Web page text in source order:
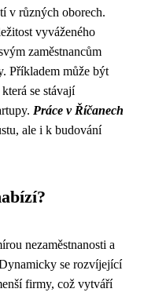
v různých oborech.
vyváženého
zaměstnancům
Příkladem může být
se stávají
Práce v Říčanech
ale i k budování
nezaměstnanosti a
se rozvíjející
firmy, což vytváří